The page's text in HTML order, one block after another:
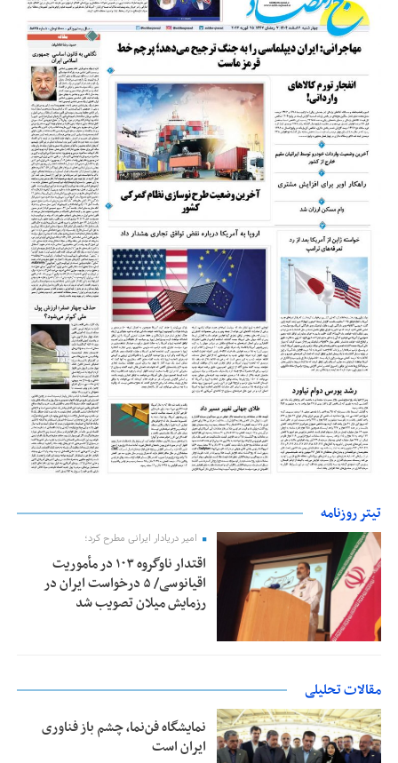
تیتر روزنامه
امیر دریادار ایرانی مطرح کرد؛
اقتدار ناوگروه ۱۰۳ در مأموریت‌
اقیانوسی/ ۵ درخواست ایران در
رزمایش میلان تصویب شد
مقالات تحلیلی
نمایشگاه فن‌نما، چشم باز فناوری
ایران است